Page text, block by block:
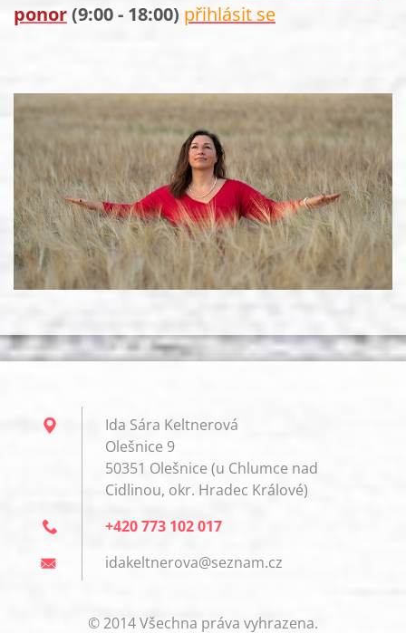
ponor(9:00 - 18:00) přihlásit se
Ida Sára Keltnerová
Olešnice 9
50351 Olešnice (u Chlumce nad
Cidlinou, okr. Hradec Králové)
+420 773 102 017
idakeltnerova@seznam.cz
© 2014 Všechna práva vyhrazena.